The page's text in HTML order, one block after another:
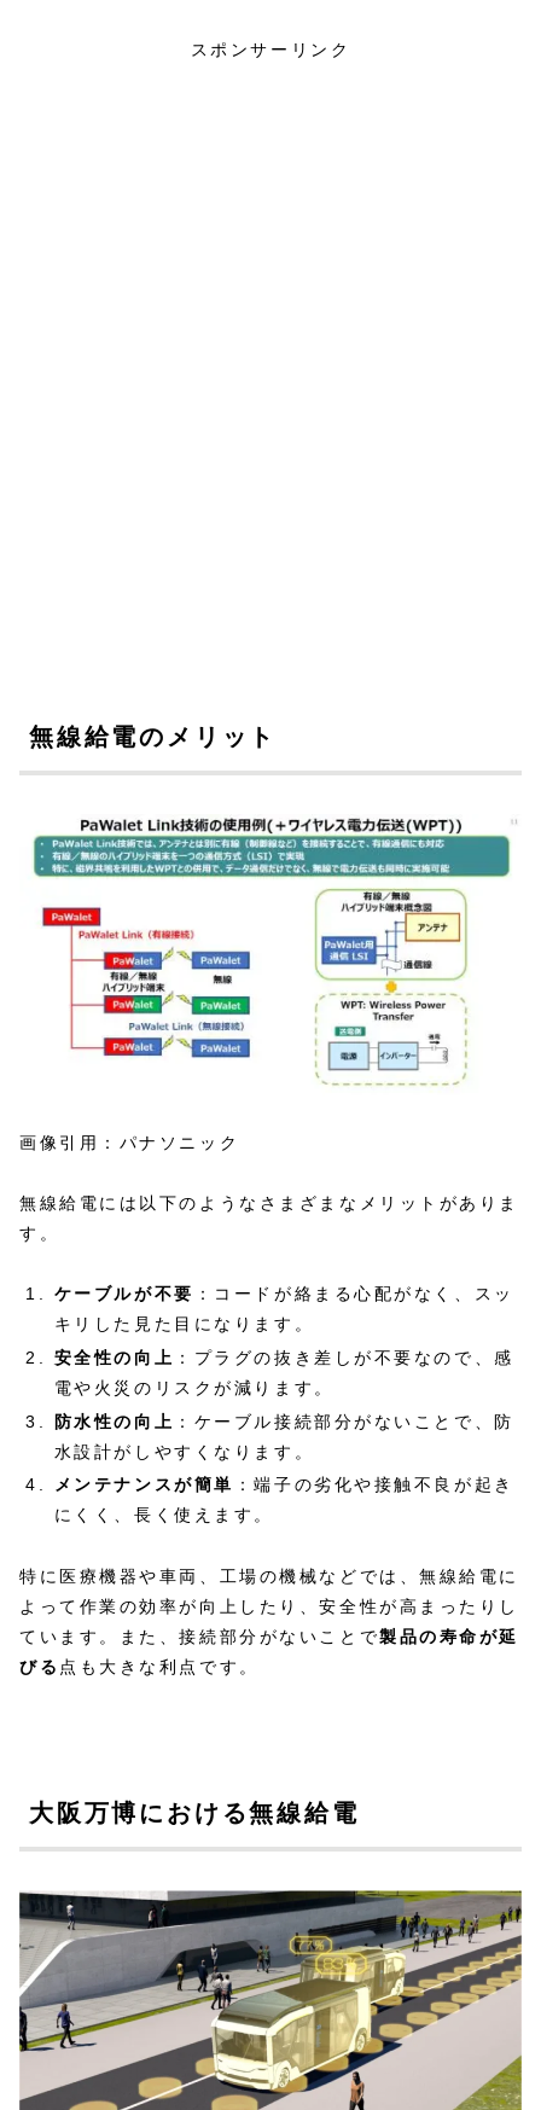
スポンサーリンク
無線給電のメリット
画像引用：パナソニック
無線給電には以下のようなさまざまなメリットがありま
す。
ケーブルが不要 ：コードが絡まる心配がなく、スッ
キリした見た目になります。
安全性の向上 ：プラグの抜き差しが不要なので、感
電や火災のリスクが減ります。
防水性の向上 ：ケーブル接続部分がないことで、防
水設計がしやすくなります。
メンテナンスが簡単 ：端子の劣化や接触不良が起き
にくく、長く使えます。
特に医療機器や車両、工場の機械などでは、無線給電に
よって作業の効率が向上したり、安全性が高まったりし
ています。また、接続部分がないことで製品の寿命が延
びる 点も大きな利点です。
大阪万博における無線給電